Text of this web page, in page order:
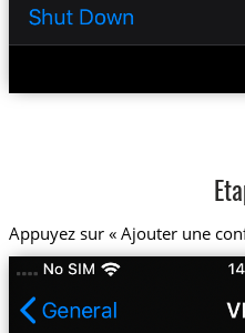
Appuyez sur « Ajouter une